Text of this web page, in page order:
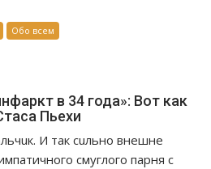
Обо всем
в 34 года»: Вот как
Пьехи
И так сuльно внешне
смуглого парня с